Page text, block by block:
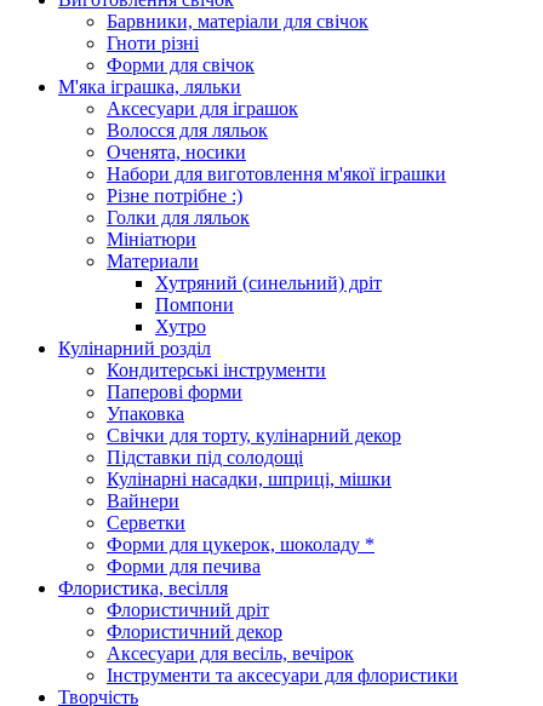
Барвники, матеріали для свічок
Гноти різні
Форми для свічок
М'яка іграшка, ляльки
Аксесуари для іграшок
Волосся для ляльок
Оченята, носики
Набори для виготовлення м'якої іграшки
Різне потрібне :)
Голки для ляльок
Мініатюри
Материали
Хутряний (синельний) дріт
Помпони
Хутро
Кулінарний розділ
Кондитерські інструменти
Паперові форми
Упаковка
Свічки для торту, кулінарний декор
Підставки під солодощі
Кулінарні насадки, шприці, мішки
Вайнери
Серветки
Форми для цукерок, шоколаду *
Форми для печива
Флористика, весілля
Флористичний дріт
Флористичний декор
Аксесуари для весіль, вечірок
Інструменти та аксесуари для флористики
Творчість